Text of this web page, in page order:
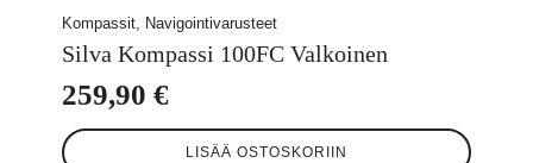
Kompassit, Navigointivarusteet
Silva Kompassi 100FC Valkoinen
259,90 €
LISÄÄ OSTOSKORIIN